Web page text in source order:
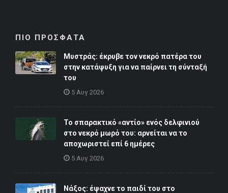
ΠΙΟ ΠΡΟΣΦΑΤΑ
Μυστράς: έκρυβε τον νεκρό πατέρα του
στην κατάψυξη για να παίρνει τη σύνταξή
του
5 Αυγ 2026
Το σπαρακτικό «αντίο» ενός δελφινιού
στο νεκρό μωρό του: αρνείται να το
αποχωριστεί επί 6 ημέρες
5 Αυγ 2026
Νάξος: έψαχνε το παιδί του στο